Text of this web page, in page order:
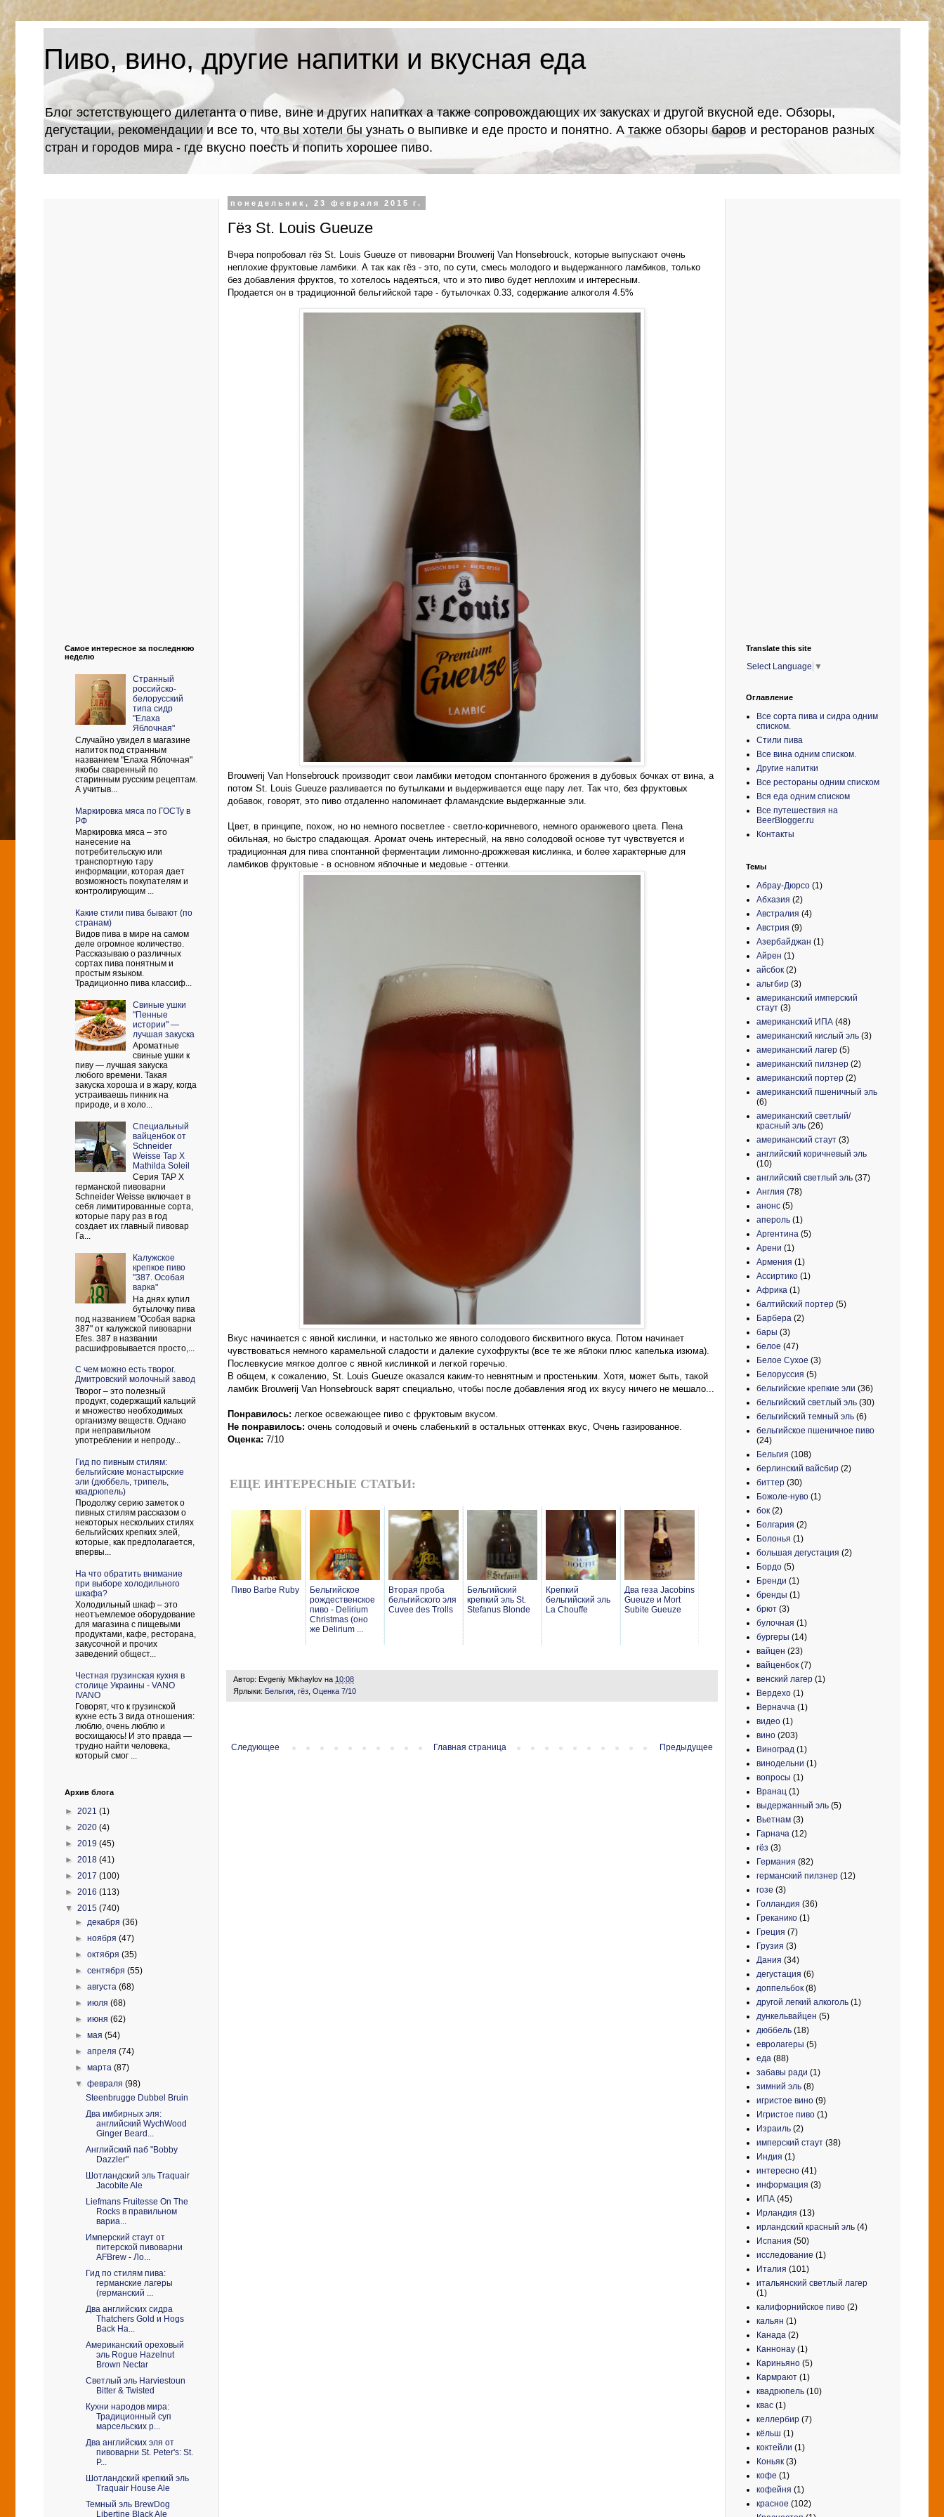
Пиво, вино, другие напитки и вкусная еда
Блог эстетствующего дилетанта о пиве, вине и других напитках а также сопровождающих их закусках и другой вкусной еде. Обзоры,
дегустации, рекомендации и все то, что вы хотели бы узнать о выпивке и еде просто и понятно. А также обзоры баров и ресторанов разных
стран и городов мира - где вкусно поесть и попить хорошее пиво.
понедельник, 23 февраля 2015 г.
Гёз St. Louis Gueuze
Вчера попробовал гёз St. Louis Gueuze от пивоварни Brouwerij Van Honsebrouck, которые выпускают очень
неплохие фруктовые ламбики. А так как гёз - это, по сути, смесь молодого и выдержанного ламбиков, только
без добавления фруктов, то хотелось надеяться, что и это пиво будет неплохим и интересным.
Продается он в традиционной бельгийской таре - бутылочках 0.33, содержание алкоголя 4.5%
Brouwerij Van Honsebrouck производит свои ламбики методом спонтанного брожения в дубовых бочках от вина, а
потом St. Louis Gueuze разливается по бутылками и выдерживается еще пару лет. Так что, без фруктовых
добавок, говорят, это пиво отдаленно напоминает фламандские выдержанные эли.
Цвет, в принципе, похож, но но немного посветлее - светло-коричневого, немного оранжевого цвета. Пена
обильная, но быстро спадающая. Аромат очень интересный, на явно солодовой основе тут чувствуется и
традиционная для пива спонтанной ферментации лимонно-дрожжевая кислинка, и более характерные для
ламбиков фруктовые - в основном яблочные и медовые - оттенки.
Вкус начинается с явной кислинки, и настолько же явного солодового бисквитного вкуса. Потом начинает
чувствоваться немного карамельной сладости и далекие сухофрукты (все те же яблоки плюс капелька изюма).
Послевкусие мягкое долгое с явной кислинкой и легкой горечью.
В общем, к сожалению, St. Louis Gueuze оказался каким-то невнятным и простеньким. Хотя, может быть, такой
ламбик Brouwerij Van Honsebrouck варят специально, чтобы после добавления ягод их вкусу ничего не мешало...
Понравилось: легкое освежающее пиво с фруктовым вкусом.
Не понравилось: очень солодовый и очень слабенький в остальных оттенках вкус, Очень газированное.
Оценка: 7/10
ЕЩЕ ИНТЕРЕСНЫЕ СТАТЬИ:
Пиво Barbe Ruby
Бельгийское
рождественское
пиво - Delirium
Christmas (оно
же Delirium ...
Вторая проба
бельгийского эля
Cuvee des Trolls
Бельгийский
крепкий эль St.
Stefanus Blonde
Крепкий
бельгийский эль
La Chouffe
Два геза Jacobins
Gueuze и Mort
Subite Gueuze
Автор: Evgeniy Mikhaylov на 10:08
Ярлыки: Бельгия гёз Оценка 7/10
Следующее Предыдущее
Главная страница
Самое интересное за последнюю
неделю
Странный
российско-
белорусский
типа сидр
"Елаха
Яблочная"
Случайно увидел в магазине
напиток под странным
названием "Елаха Яблочная"
якобы сваренный по
старинным русским рецептам.
А учитыв...
Маркировка мяса по ГОСТу в
РФ
Маркировка мяса – это
нанесение на
потребительскую или
транспортную тару
информации, которая дает
возможность покупателям и
контролирующим ...
Какие стили пива бывают (по
странам)
Видов пива в мире на самом
деле огромное количество.
Рассказываю о различных
сортах пива понятным и
простым языком.
Традиционно пива классиф...
Свиные ушки
"Пенные
истории" —
лучшая закуска
Ароматные
свиные ушки к
пиву — лучшая закуска
любого времени. Такая
закуска хороша и в жару, когда
устраиваешь пикник на
природе, и в холо...
Cпециальный
вайценбок от
Schneider
Weisse Tap X
Mathilda Soleil
Серия TAP X
германской пивоварни
Schneider Weisse включает в
себя лимитированные сорта,
которые пару раз в год
создает их главный пивовар
Га...
Калужское
крепкое пиво
"387. Особая
варка"
На днях купил
бутылочку пива
под названием "Особая варка
387" от калужской пивоварни
Efes. 387 в названии
расшифровывается просто,...
С чем можно есть творог.
Дмитровский молочный завод
Творог – это полезный
продукт, содержащий кальций
и множество необходимых
организму веществ. Однако
при неправильном
употреблении и непроду...
Гид по пивным стилям:
бельгийские монастырские
эли (дюббель, трипель,
квадрюпель)
Продолжу серию заметок о
пивных стилям рассказом о
некоторых нескольких стилях
бельгийских крепких элей,
которые, как предполагается,
впервы...
На что обратить внимание
при выборе холодильного
шкафа?
Холодильный шкаф – это
неотъемлемое оборудование
для магазина с пищевыми
продуктами, кафе, ресторана,
закусочной и прочих
заведений общест...
Честная грузинская кухня в
столице Украины - VANO
IVANO
Говорят, что к грузинской
кухне есть 3 вида отношения:
люблю, очень люблю и
восхищаюсь! И это правда —
трудно найти человека,
который смог ...
Архив блога
► 2021 (1)
► 2020 (4)
► 2019 (45)
► 2018 (41)
► 2017 (100)
► 2016 (113)
▼ 2015 (740)
► декабря(36)
►ноября(47)
►октября(35)
►сентября(55)
►августа(68)
►июля(68)
►июня(62)
►мая(54)
►апреля(74)
►марта(87)
▼февраля(98)
Steenbrugge Dubbel Bruin
Два имбирных эля:
английский WychWood
Ginger Beard...
Английский паб "Bobby
Dazzler"
Шотландский эль Traquair
Jacobite Ale
Liefmans Fruitesse On The
Rocks в правильном
вариа...
Имперский стаут от
питерской пивоварни
AFBrew - Ло...
Гид по стилям пива:
германские лагеры
(германский ...
Два английских сидра
Thatchers Gold и Hogs
Back Ha...
Американский ореховый
эль Rogue Hazelnut
Brown Nectar
Светлый эль Harviestoun
Bitter & Twisted
Кухни народов мира:
Традиционный суп
марсельских р...
Два английских эля от
пивоварни St. Peter's: St.
P...
Шотландский крепкий эль
Traquair House Ale
Темный эль BrewDog
Libertine Black Ale
Translate this site
Select Language ▼
Оглавление
Все сорта пива и сидра одним
списком.
Стили пива
Все вина одним списком.
Другие напитки
Все рестораны одним списком
Вся еда одним списком
Все путешествия на
BeerBlogger.ru
Контакты
Темы
Абрау-Дюрсо (1)
Абхазия (2)
Австралия (4)
Австрия (9)
Азербайджан (1)
Айрен (1)
айсбок (2)
альтбир (3)
американский имперский
стаут (3)
американский ИПА (48)
американский кислый эль (3)
американский лагер (5)
американский пилзнер (2)
американский портер (2)
американский пшеничный эль
(6)
американский светлый/
красный эль (26)
американский стаут (3)
английский коричневый эль
(10)
английский светлый эль (37)
Англия (78)
анонс (5)
апероль (1)
Аргентина (5)
Арени (1)
Армения (1)
Ассиртико (1)
Африка (1)
балтийский портер (5)
Барбера (2)
бары (3)
белое (47)
Белое Сухое (3)
Белоруссия (5)
бельгийские крепкие эли (36)
бельгийский светлый эль (30)
бельгийский темный эль (6)
бельгийское пшеничное пиво
(24)
Бельгия (108)
берлинский вайсбир (2)
биттер (30)
Божоле-нуво (1)
бок (2)
Болгария (2)
Болонья (1)
большая дегустация (2)
Бордо (5)
Бренди (1)
бренды (1)
брют (3)
булочная (1)
бургеры (14)
вайцен (23)
вайценбок (7)
венский лагер (1)
Вердехо (1)
Верначча (1)
видео (1)
вино (203)
Виноград (1)
винодельни (1)
вопросы (1)
Вранац (1)
выдержанный эль (5)
Вьетнам (3)
Гарнача (12)
гёз (3)
Германия (82)
германский пилзнер (12)
гозе (3)
Голландия (36)
Греканико (1)
Греция (7)
Грузия (3)
Дания (34)
дегустация (6)
доппельбок (8)
другой легкий алкоголь (1)
дункельвайцен (5)
дюббель (18)
евролагеры (5)
еда (88)
забавы ради (1)
зимний эль (8)
игристое вино (9)
Игристое пиво (1)
Израиль (2)
имперский стаут (38)
Индия (1)
интересно (41)
информация (3)
ИПА (45)
Ирландия (13)
ирландский красный эль (4)
Испания (50)
исследование (1)
Италия (101)
итальянский светлый лагер
(1)
калифорнийское пиво (2)
кальян (1)
Канада (2)
Каннонау (1)
Кариньяно (5)
Кармрают (1)
квадрюпель (10)
квас (1)
келлербир (7)
кёльш (1)
коктейли (1)
Коньяк (3)
кофе (1)
кофейня (1)
красное (102)